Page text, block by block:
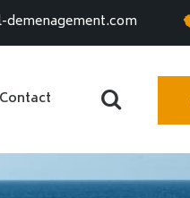
demenagement.com
Contact